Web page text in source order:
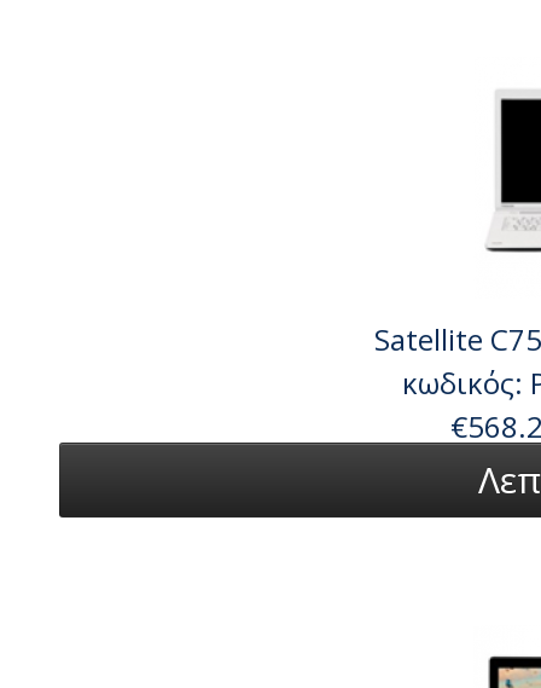
Satellite
κωδικός: